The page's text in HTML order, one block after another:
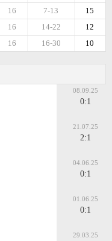
15
7-13
16
12
14-22
16
10
16-30
16
08.09.25
0:1
21.07.25
2:1
04.06.25
0:1
01.06.25
0:1
29.03.25